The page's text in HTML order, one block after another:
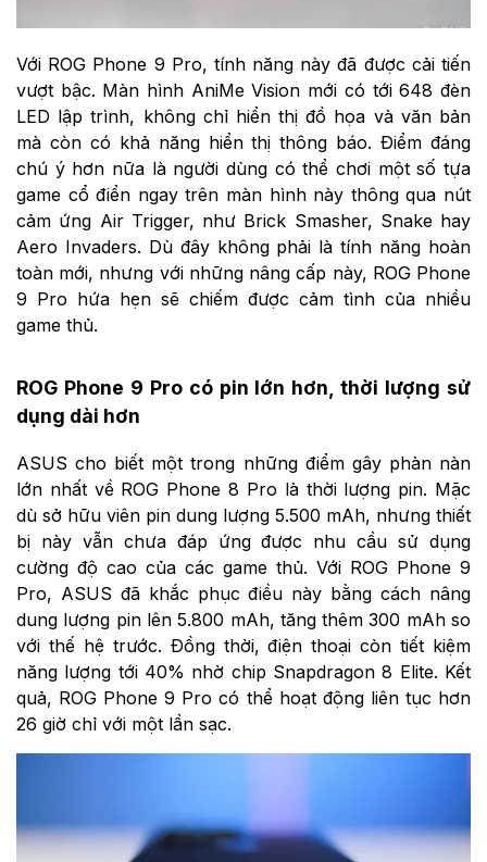
Với ROG Phone 9 Pro, tính năng này đã được cải tiến
vượt bậc. Màn hình AniMe Vision mới có tới 648 đèn
LED lập trình, không chỉ hiển thị đồ họa và văn bản
mà còn có khả năng hiển thị thông báo. Điểm đáng
chú ý hơn nữa là người dùng có thể chơi một số tựa
game cổ điển ngay trên màn hình này thông qua nút
cảm ứng Air Trigger, như Brick Smasher, Snake hay
Aero Invaders. Dù đây không phải là tính năng hoàn
toàn mới, nhưng với những nâng cấp này, ROG Phone
9 Pro hứa hẹn sẽ chiếm được cảm tình của nhiều
game thủ.
ROG Phone 9 Pro có pin lớn hơn, thời lượng sử
dụng dài hơn
ASUS cho biết một trong những điểm gây phàn nàn
lớn nhất về ROG Phone 8 Pro là thời lượng pin. Mặc
dù sở hữu viên pin dung lượng 5.500 mAh, nhưng thiết
bị này vẫn chưa đáp ứng được nhu cầu sử dụng
cường độ cao của các game thủ. Với ROG Phone 9
Pro, ASUS đã khắc phục điều này bằng cách nâng
dung lượng pin lên 5.800 mAh, tăng thêm 300 mAh so
với thế hệ trước. Đồng thời, điện thoại còn tiết kiệm
năng lượng tới 40% nhờ chip Snapdragon 8 Elite. Kết
quả, ROG Phone 9 Pro có thể hoạt động liên tục hơn
26 giờ chỉ với một lần sạc.